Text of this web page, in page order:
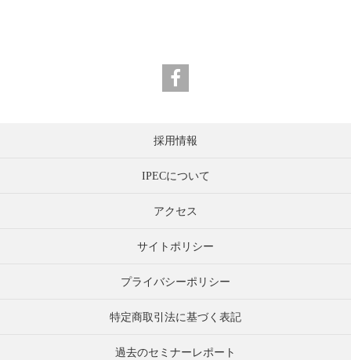
採用情報
IPECについて
アクセス
サイトポリシー
プライバシーポリシー
特定商取引法に基づく表記
過去のセミナーレポート